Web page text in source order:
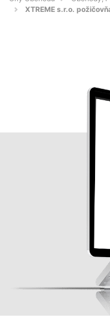
XTREME s.r.o.